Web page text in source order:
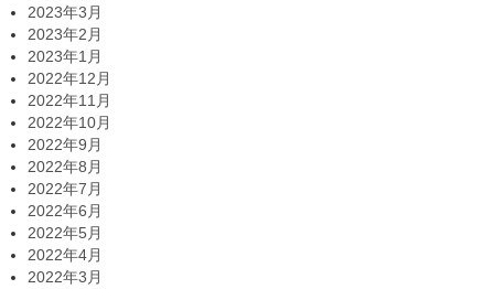
2023年3月
2023年2月
2023年1月
2022年12月
2022年11月
2022年10月
2022年9月
2022年8月
2022年7月
2022年6月
2022年5月
2022年4月
2022年3月